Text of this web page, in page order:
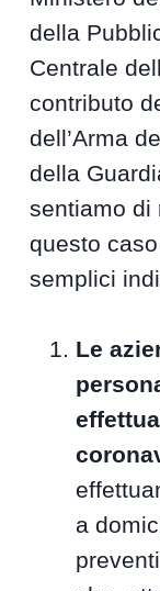
della
Centrale
contributo
dell’Arma
della
sentiamo di
questo
semplici
Le
a